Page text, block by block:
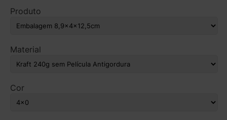
Produto
Material
Cor